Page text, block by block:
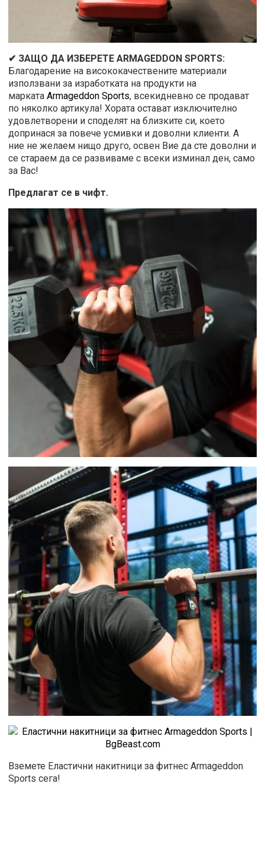
✔ ЗАЩО ДА ИЗБЕРЕТЕ ARMAGEDDON SPORTS:
Благодарение на висококачествените материали
използвани за изработката на продукти на
маркатаArmageddon Sports, всекидневно се продават
по няколко артикула! Хората остават изключително
удовлетворени и споделят на близките си, което
допринася за повече усмивки и доволни клиенти. А
ние не желаем нищо друго, освен Вие да сте доволни и
се стараем да се развиваме с всеки изминал ден, само
за Вас!
Предлагат се в чифт.
Вземете Еластични накитници за фитнес Armageddon
Sports сега!